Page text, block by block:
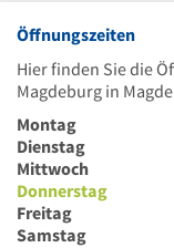
Öffnungszeiten
Hier finden Sie die
Magdeburg in
Montag
Dienstag
Mittwoch
Donnerstag
Freitag
Samstag